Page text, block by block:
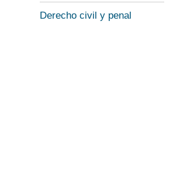
Derecho civil y penal